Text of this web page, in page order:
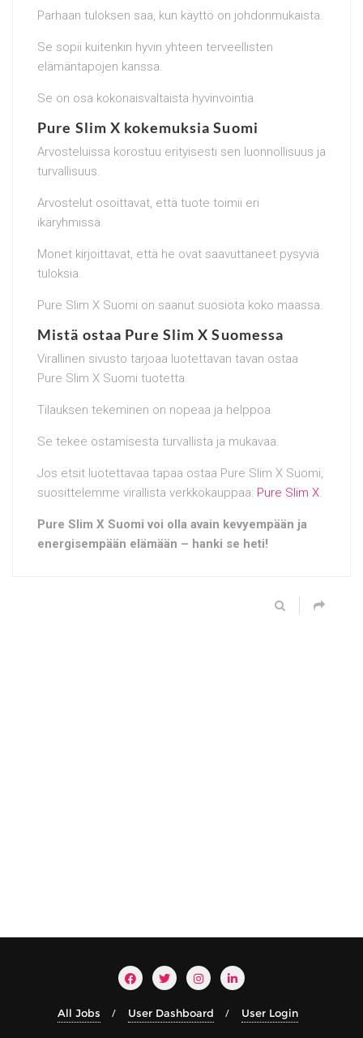
Parhaan tuloksen saa, kun käyttö on johdonmukaista.
Se sopii kuitenkin hyvin yhteen terveellisten
elämäntapojen kanssa.
Se on osa kokonaisvaltaista hyvinvointia.
Pure Slim X kokemuksia Suomi
Arvosteluissa korostuu erityisesti sen luonnollisuus ja
turvallisuus.
Arvostelut osoittavat, että tuote toimii eri
ikäryhmissä.
Monet kirjoittavat, että he ovat saavuttaneet pysyviä
tuloksia.
Pure Slim X Suomi on saanut suosiota koko maassa.
Mistä ostaa Pure Slim X Suomessa
Virallinen sivusto tarjoaa luotettavan tavan ostaa
Pure Slim X Suomi tuotetta.
Tilauksen tekeminen on nopeaa ja helppoa.
Se tekee ostamisesta turvallista ja mukavaa.
Jos etsit luotettavaa tapaa ostaa Pure Slim X Suomi,
suosittelemme virallista verkkokauppaa: Pure Slim X.
Pure Slim X Suomi voi olla avain kevyempään ja
energisempään elämään – hanki se heti!
All Jobs User Dashboard User Login